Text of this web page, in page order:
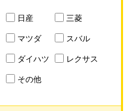
日産 三菱
マツダ スバル
ダイハツ レクサス
その他